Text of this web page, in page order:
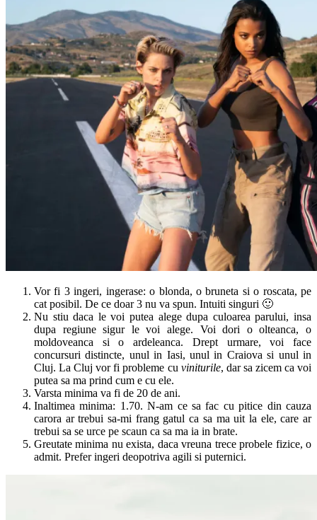
Vor fi 3 ingeri, ingerase: o blonda, o bruneta si o roscata, pe
cat posibil. De ce doar 3 nu va spun. Intuiti singuri 🙂
Nu stiu daca le voi putea alege dupa culoarea parului, insa
dupa regiune sigur le voi alege. Voi dori o olteanca, o
moldoveanca si o ardeleanca. Drept urmare, voi face
concursuri distincte, unul in Iasi, unul in Craiova si unul in
Cluj. La Cluj vor fi probleme cu viniturile, dar sa zicem ca voi
putea sa ma prind cum e cu ele.
Varsta minima va fi de 20 de ani.
Inaltimea minima: 1.70. N-am ce sa fac cu pitice din cauza
carora ar trebui sa-mi frang gatul ca sa ma uit la ele, care ar
trebui sa se urce pe scaun ca sa ma ia in brate.
Greutate minima nu exista, daca vreuna trece probele fizice, o
admit. Prefer ingeri deopotriva agili si puternici.